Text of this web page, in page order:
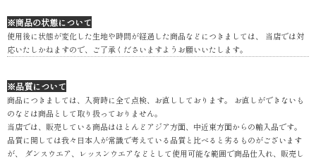
※商品の状態について
使用後に状態が変化した生地や時間が経過した商品などにつきましては、 当店では対
応いたしかねますので、ご了承くださいますようお願いいたします。
※品質について
商品につきましては、入荷時に全て点検、お直ししております。 お直しができないも
のなどは商品として取り扱っておりません。
当店では、販売している商品はほとんどアジア方面、中近東方面からの輸入品です。
品質に関しては我々日本人が常識で考えている品質と比べると劣るものがございます
が、 ダンスウエア、レッスンウエアなどとして使用可能な範囲で商品仕入れ、販売し